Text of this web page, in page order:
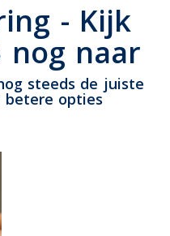
- Kijk
nog naar
steeds de juiste
betere opties